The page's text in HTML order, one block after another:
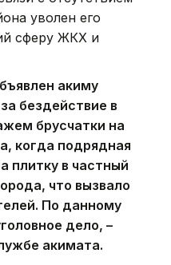
уволен его
сферу ЖКХ и
акиму
бездействие в
брусчатки на
когда подрядная
плитку в частный
что вызвало
По данному
дело, –
акимата.